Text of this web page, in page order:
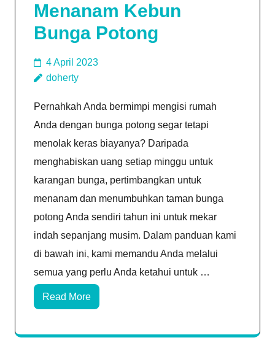
Menanam Kebun
Bunga Potong
4 April 2023
doherty
Pernahkah Anda bermimpi mengisi rumah
Anda dengan bunga potong segar tetapi
menolak keras biayanya? Daripada
menghabiskan uang setiap minggu untuk
karangan bunga, pertimbangkan untuk
menanam dan menumbuhkan taman bunga
potong Anda sendiri tahun ini untuk mekar
indah sepanjang musim. Dalam panduan kami
di bawah ini, kami memandu Anda melalui
semua yang perlu Anda ketahui untuk …
Read More